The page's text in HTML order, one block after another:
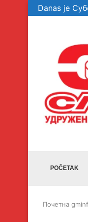
Danas je
garancije, a...
POČETAK
Почетна